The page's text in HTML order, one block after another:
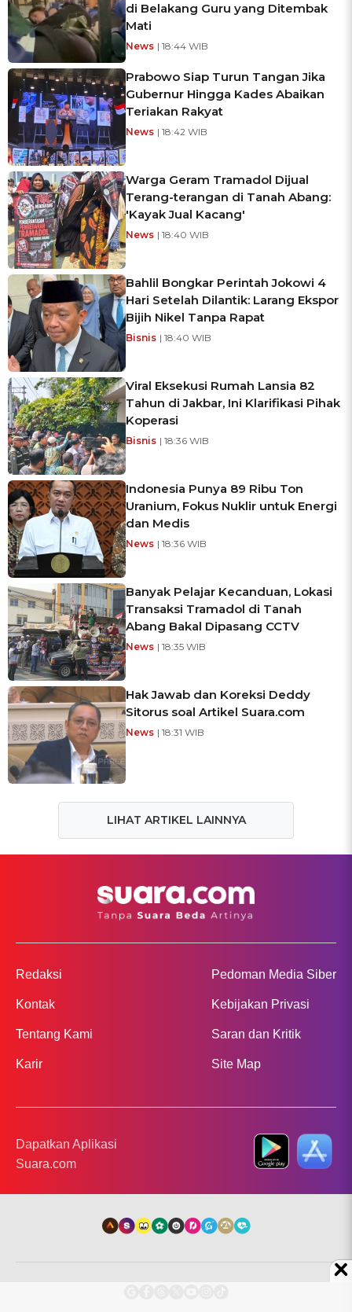
di Belakang Guru yang Ditembak
Mati
News | 18:44 WIB
Prabowo Siap Turun Tangan Jika
Gubernur Hingga Kades Abaikan
Teriakan Rakyat
News | 18:42 WIB
Warga Geram Tramadol Dijual
Terang-terangan di Tanah Abang:
'Kayak Jual Kacang'
News | 18:40 WIB
Bahlil Bongkar Perintah Jokowi 4
Hari Setelah Dilantik: Larang Ekspor
Bijih Nikel Tanpa Rapat
Bisnis | 18:40 WIB
Viral Eksekusi Rumah Lansia 82
Tahun di Jakbar, Ini Klarifikasi Pihak
Koperasi
Bisnis | 18:36 WIB
Indonesia Punya 89 Ribu Ton
Uranium, Fokus Nuklir untuk Energi
dan Medis
News | 18:36 WIB
Banyak Pelajar Kecanduan, Lokasi
Transaksi Tramadol di Tanah
Abang Bakal Dipasang CCTV
News | 18:35 WIB
Hak Jawab dan Koreksi Deddy
Sitorus soal Artikel Suara.com
News | 18:31 WIB
LIHAT ARTIKEL LAINNYA
Redaksi
Kontak
Tentang Kami
Karir
Pedoman Media Siber
Kebijakan Privasi
Saran dan Kritik
Site Map
Dapatkan Aplikasi
Suara.com